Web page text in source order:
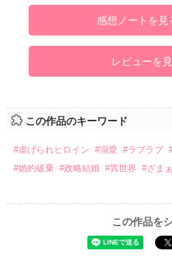
感想ノートを見
レビューを
この作品のキーワード
#虐げられヒロイン #溺愛 #ラブラブ
#婚約破棄 #政略結婚 #異世界 #ざまぁ
この作品を